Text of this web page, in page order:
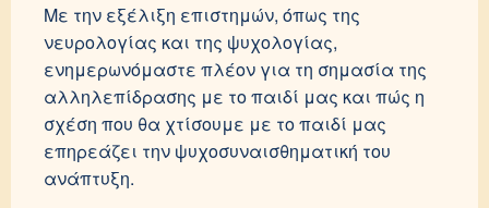
Με την εξέλιξη επιστημών, όπως της
νευρολογίας και της ψυχολογίας,
ενημερωνόμαστε πλέον για τη σημασία της
αλληλεπίδρασης με το παιδί μας και πώς η
σχέση που θα χτίσουμε με το παιδί μας
επηρεάζει την ψυχοσυναισθηματική του
ανάπτυξη.